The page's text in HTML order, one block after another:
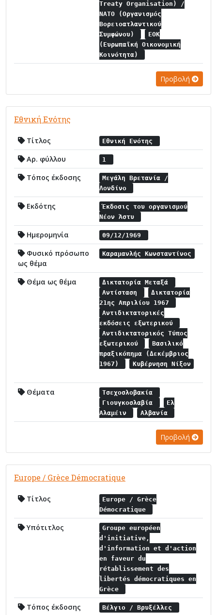
Treaty Organisation) /
NATO (Οργανισμός
Βορειοατλαντικού
Συμφώνου)
ΕΟΚ
(Ευρωπαϊκή Οικονομική
Κοινότητα)
Προβολή
Εθνική Ενότης
Τίτλος Εθνική Ενότης
Αρ. φύλλου 1
Τόπος έκδοσης
Μεγάλη Βρετανία /
Λονδίνο
Εκδότης
Έκδοσις του οργανισμού
Νέον Άστυ
Ημερομηνία 09/12/1969
Φυσικό πρόσωπο
ως θέμα
Καραμανλής Κωνσταντίνος
Θέμα ως θέμα
Δικτατορία Μεταξά
Αντίσταση
Δικτατορία
21ης Απριλίου 1967
Αντιδικτατορικές
εκδόσεις εξωτερικού
Αντιδικτατορικός Τύπος
εξωτερικού
Βασιλικό
πραξικόπημα (Δεκέμβριος
1967)
Κυβέρνηση Νίξον
Θέματα
Τσεχοσλοβακία
Γιουγκοσλαβία
Ελ
Αλαμέιν
Αλβανία
Προβολή
Europe / Grèce Démocratique
Τίτλος
Europe / Grèce
Démocratique
Υπότιτλος
Groupe européen
d'initiative,
d'information et d'action
en faveur du
rétablissement des
libertés démocratiques en
Grèce
Τόπος έκδοσης Βέλγιο / Βρυξέλλες